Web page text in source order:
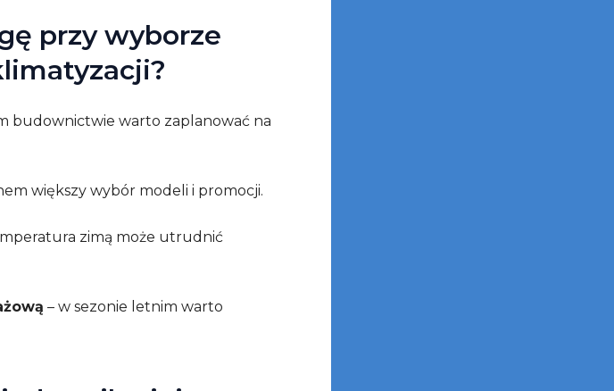
przy wyborze
budownictwie warto zaplanować na
większy wybór modeli i promocji.
zimą może utrudnić
– w sezonie letnim warto